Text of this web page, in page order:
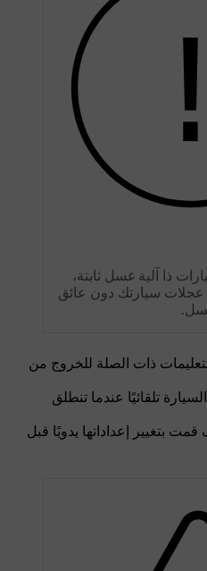
ذا آلية غسل ثابتة،
عجلات سيارتك دون عائق
ذات الصلة للخروج من
تلقائيًا عندما تنطلق
بتغيير إعداداتها يدويًا قبل